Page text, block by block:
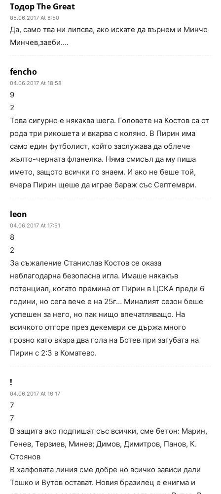
Тодор The Great
05.06.2017 At 8:50
Да, само тва ни липсва, ако искате да върнем и Минчо
Минчев,заеби….
fencho
04.06.2017 At 18:58
9
2
Това сигурно е някаква шега. Головете на Костов са от
рода три рикошета и вкарва с коляно. В Пирин има
само един футболист, който заслужава да облече
жълто-черната фланелка. Няма смисъл да му пиша
името, защото всички го знаем. И ако не беше той,
вчера Пирин щеше да играе бараж със Септември.
leon
04.06.2017 At 17:51
8
2
За съжаление Станислав Костов се оказа
неблагодарна безопасна игла. Имаше някакъв
потенциал, когато премина от Пирин в ЦСКА преди 6
години, но сега вече е на 25г… Миналият сезон беше
успешен за него, но пак нищо впечатляващо. На
всичкото отгоре през декември се държа много
грозно като вкара два гола на Ботев при загубата на
Пирин с 2:3 в Коматево.
!
04.06.2017 At 16:17
7
7
В защита ако подпишат със всички, сме бетон: Марин,
Генев, Терзиев, Минев; Димов, Димитров, Панов, К.
Стоянов
В халфовата линия сме добре но всичко зависи дали
Тошко и Вутов остават. Новия бразилец е енигма и